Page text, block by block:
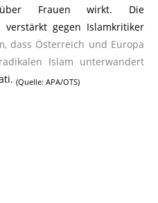
Frauen wirkt. Die
gegen Islamkritiker
dass Österreich und Europa
Islam unterwandert
(Quelle: APA/OTS)